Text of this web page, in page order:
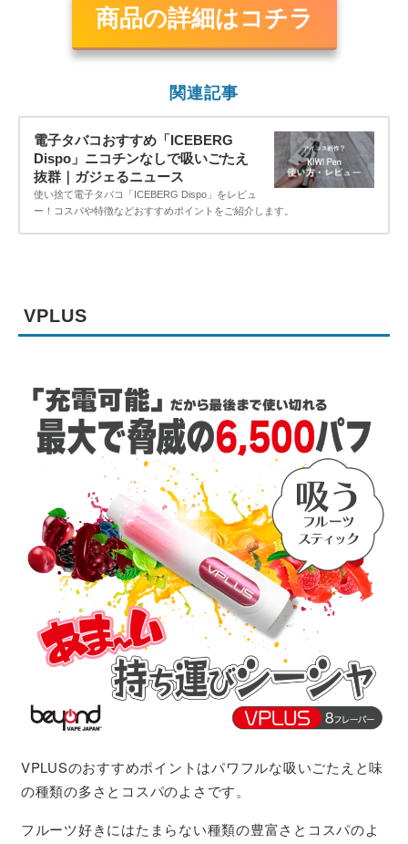
商品の詳細はコチラ
関連記事
電子タバコおすすめ「ICEBERG
Dispo」ニコチンなしで吸いごたえ
抜群｜ガジェるニュース
使い捨て電子タバコ「ICEBERG Dispo」をレビュ
ー！コスパや特徴などおすすめポイントをご紹介します。
VPLUS
VPLUSのおすすめポイントはパワフルな吸いごたえと味
の種類の多さとコスパのよさです。
フルーツ好きにはたまらない種類の豊富さとコスパのよ